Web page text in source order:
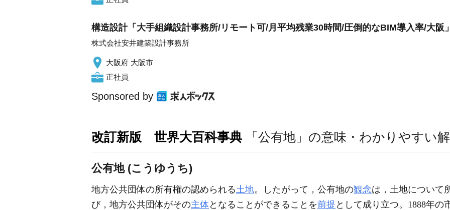
構造設計「大手組織設計事務所/リモート可/月平均残業30時間/圧倒的なBIM導入率/大阪」
株式会社安井建築設計事務所
大阪府 大阪市
正社員
Sponsored by
改訂新版 世界大百科事典 「公有地」の意味・わかりやすい
公有地 (こうゆうち)
地方公共団体の所有権の認められる土地。したがって，公有地の観念は，土地について
び，地方公共団体がその主体となることができることを前提 として成り立つ。1888年の